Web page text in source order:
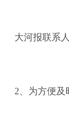
大河报联系人
2、为方便及时